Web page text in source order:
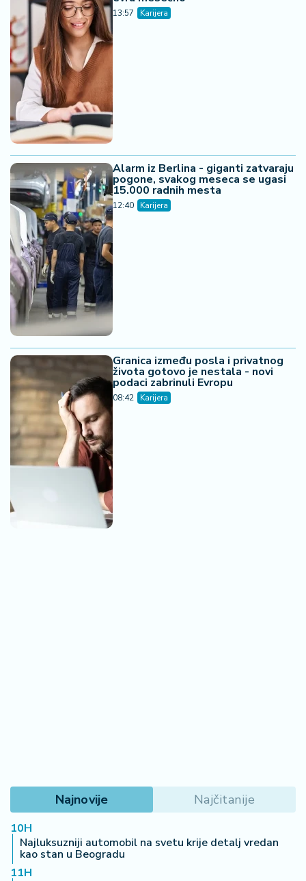
13:57 Karijera
Alarm iz Berlina - giganti zatvaraju
pogone, svakog meseca se ugasi
15.000 radnih mesta
12:40 Karijera
Granica između posla i privatnog
života gotovo je nestala - novi
podaci zabrinuli Evropu
08:42 Karijera
Najnovije Najčitanije
10H
Najluksuzniji automobil na svetu krije detalj vredan
kao stan u Beogradu
11H